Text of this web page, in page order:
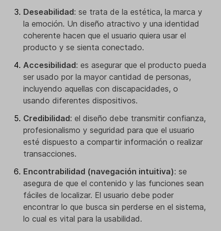
Deseabilidad: se trata de la estética, la marca y
la emoción. Un diseño atractivo y una identidad
coherente hacen que el usuario quiera usar el
producto y se sienta conectado.
Accesibilidad: es asegurar que el producto pueda
ser usado por la mayor cantidad de personas,
incluyendo aquellas con discapacidades, o
usando diferentes dispositivos.
Credibilidad: el diseño debe transmitir confianza,
profesionalismo y seguridad para que el usuario
esté dispuesto a compartir información o realizar
transacciones.
Encontrabilidad (navegación intuitiva): se
asegura de que el contenido y las funciones sean
fáciles de localizar. El usuario debe poder
encontrar lo que busca sin perderse en el sistema,
lo cual es vital para la usabilidad.